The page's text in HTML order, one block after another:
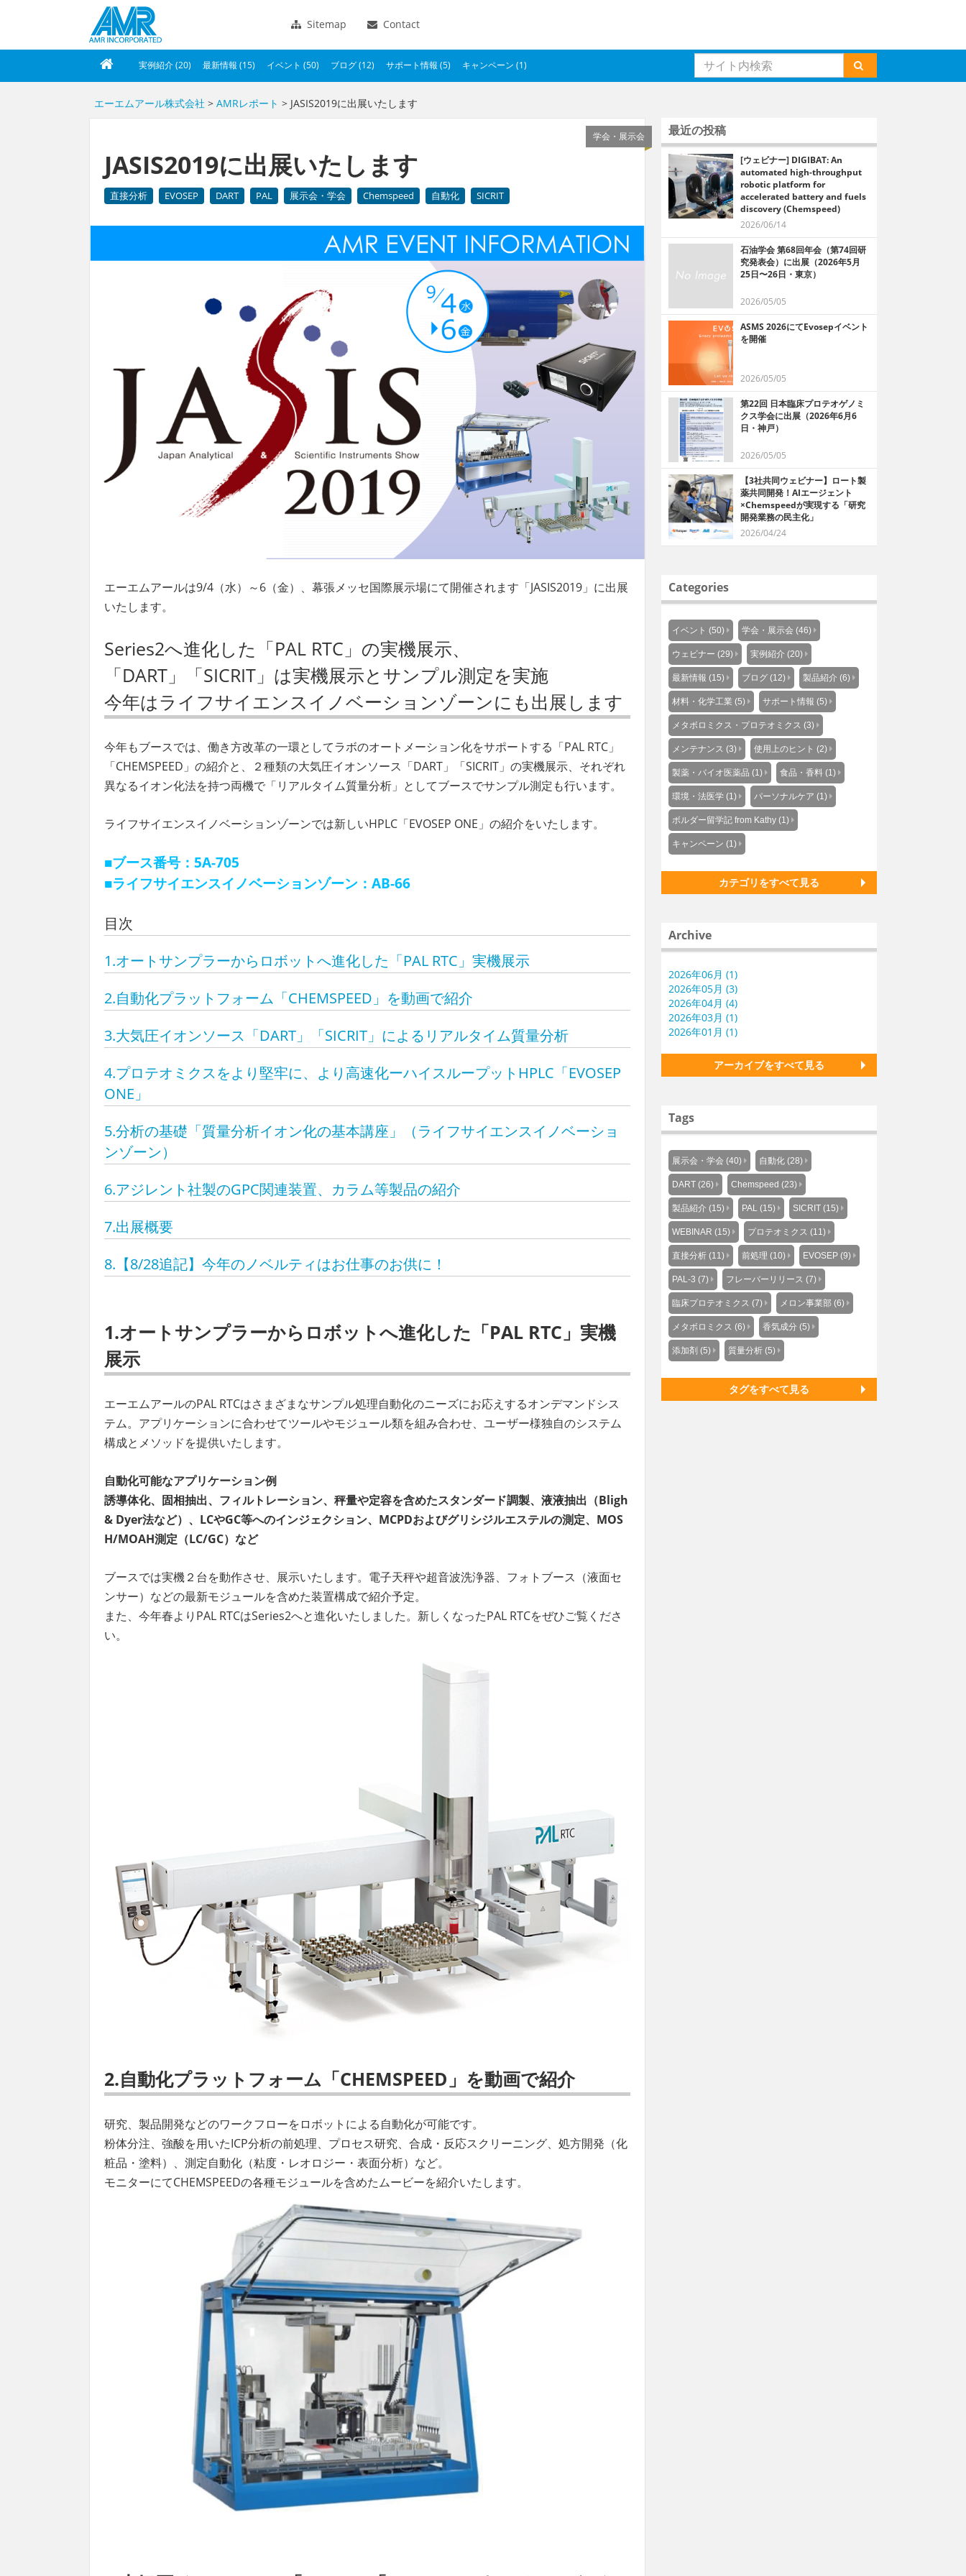
Sitemap Contact
実例紹介 (20) 最新情報 (15) イベント (50) ブログ (12) サポート情報 (5) キャンペーン (1)
エーエムアール株式会社 >AMRレポート > JASIS2019に出展いたします
学会・展示会
JASIS2019に出展いたします
直接分析 EVOSEP DART PAL 展示会・学会 Chemspeed 自動化 SICRIT
エーエムアールは9/4（水）～6（金）、幕張メッセ国際展示場にて開催されます「JASIS2019」に出展
いたします。
Series2へ進化した「PAL RTC」の実機展示、
「DART」「SICRIT」は実機展示とサンプル測定を実施
今年はライフサイエンスイノベーションゾーンにも出展します
今年もブースでは、働き方改革の一環としてラボのオートメーション化をサポートする「PAL RTC」
「CHEMSPEED」の紹介と、２種類の大気圧イオンソース「DART」「SICRIT」の実機展示、それぞれ
異なるイオン化法を持つ両機で「リアルタイム質量分析」としてブースでサンプル測定も行います。
ライフサイエンスイノベーションゾーンでは新しいHPLC「EVOSEP ONE」の紹介をいたします。
■ブース番号：5A-705
■ライフサイエンスイノベーションゾーン：AB-66
目次
1.オートサンプラーからロボットへ進化した「PAL RTC」実機展示
2.自動化プラットフォーム「CHEMSPEED」を動画で紹介
3.大気圧イオンソース「DART」「SICRIT」によるリアルタイム質量分析
4.プロテオミクスをより堅牢に、より高速化ーハイスループットHPLC「EVOSEP
ONE」
5.分析の基礎「質量分析イオン化の基本講座」（ライフサイエンスイノベーショ
ンゾーン）
6.アジレント社製のGPC関連装置、カラム等製品の紹介
7.出展概要
8.【8/28追記】今年のノベルティはお仕事のお供に！
1.オートサンプラーからロボットへ進化した「PAL RTC」実機
展示
エーエムアールのPAL RTCはさまざまなサンプル処理自動化のニーズにお応えするオンデマンドシス
テム。アプリケーションに合わせてツールやモジュール類を組み合わせ、ユーザー様独自のシステム
構成とメソッドを提供いたします。
自動化可能なアプリケーション例
誘導体化、固相抽出、フィルトレーション、秤量や定容を含めたスタンダード調製、液液抽出（Bligh
& Dyer法など）、LCやGC等へのインジェクション、MCPDおよびグリシジルエステルの測定、MOS
H/MOAH測定（LC/GC）など
ブースでは実機２台を動作させ、展示いたします。電子天秤や超音波洗浄器、フォトブース（液面セ
ンサー）などの最新モジュールを含めた装置構成で紹介予定。
また、今年春よりPAL RTCはSeries2へと進化いたしました。新しくなったPAL RTCをぜひご覧くださ
い。
2.自動化プラットフォーム「CHEMSPEED」を動画で紹介
研究、製品開発などのワークフローをロボットによる自動化が可能です。
粉体分注、強酸を用いたICP分析の前処理、プロセス研究、合成・反応スクリーニング、処方開発（化
粧品・塗料）、測定自動化（粘度・レオロジー・表面分析）など。
モニターにてCHEMSPEEDの各種モジュールを含めたムービーを紹介いたします。
最近の投稿
[ウェビナー] DIGIBAT: An
automated high-throughput
robotic platform for
accelerated battery and fuels
discovery (Chemspeed)
2026/06/14
石油学会 第68回年会（第74回研
究発表会）に出展（2026年5月
25日〜26日・東京）
2026/05/05
ASMS 2026にてEvosepイベント
を開催
2026/05/05
第22回 日本臨床プロテオゲノミ
クス学会に出展（2026年6月6
日・神戸）
2026/05/05
【3社共同ウェビナー】ロート製
薬共同開発！AIエージェント
×Chemspeedが実現する「研究
開発業務の民主化」
2026/04/24
Categories
イベント (50) 学会・展示会 (46)
ウェビナー (29) 実例紹介 (20)
最新情報 (15) ブログ (12) 製品紹介 (6)
材料・化学工業 (5) サポート情報 (5)
メタボロミクス・プロテオミクス (3)
メンテナンス (3) 使用上のヒント (2)
製薬・バイオ医薬品 (1) 食品・香料 (1)
環境・法医学 (1) パーソナルケア (1)
ボルダー留学記 from Kathy (1)
キャンペーン (1)
カテゴリをすべて見る
Archive
2026年06月 (1)
2026年05月 (3)
2026年04月 (4)
2026年03月 (1)
2026年01月 (1)
アーカイブをすべて見る
Tags
展示会・学会 (40) 自動化 (28)
DART (26) Chemspeed (23)
製品紹介 (15) PAL (15) SICRIT (15)
WEBINAR (15) プロテオミクス (11)
直接分析 (11) 前処理 (10) EVOSEP (9)
PAL-3 (7) フレーバーリリース (7)
臨床プロテオミクス (7) メロン事業部 (6)
メタボロミクス (6) 香気成分 (5)
添加剤 (5) 質量分析 (5)
タグをすべて見る